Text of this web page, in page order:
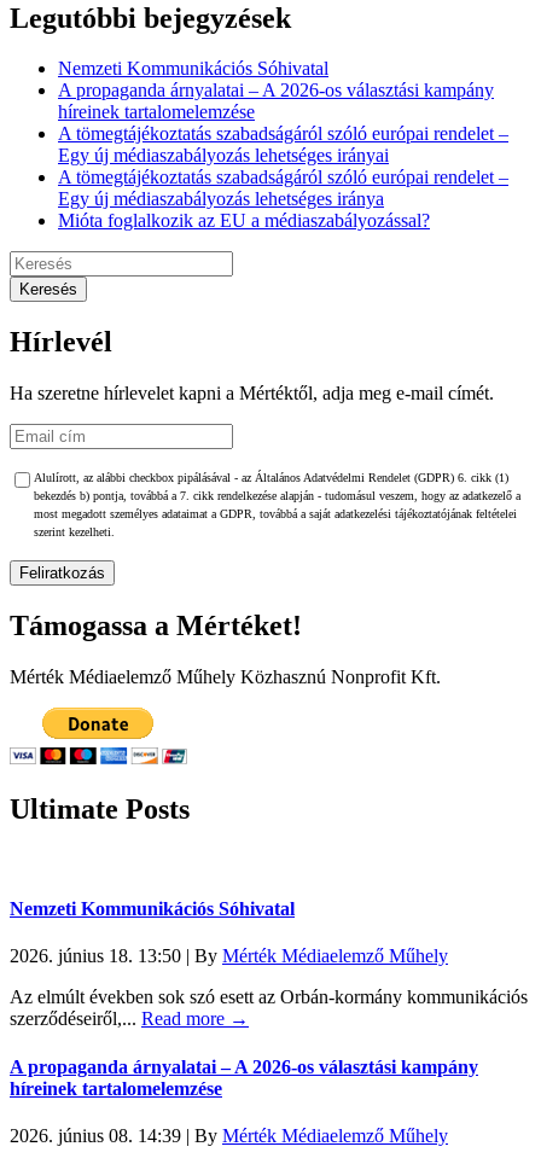
Legutóbbi bejegyzések
Nemzeti Kommunikációs Sóhivatal
A propaganda árnyalatai – A 2026-os választási kampány
híreinek tartalomelemzése
A tömegtájékoztatás szabadságáról szóló európai rendelet –
Egy új médiaszabályozás lehetséges irányai
A tömegtájékoztatás szabadságáról szóló európai rendelet –
Egy új médiaszabályozás lehetséges iránya
Mióta foglalkozik az EU a médiaszabályozással?
Hírlevél
Ha szeretne hírlevelet kapni a Mértéktől, adja meg e-mail címét.
Alulírott, az alábbi checkbox pipálásával - az Általános Adatvédelmi Rendelet (GDPR) 6. cikk (1)
bekezdés b) pontja, továbbá a 7. cikk rendelkezése alapján - tudomásul veszem, hogy az adatkezelő a
most megadott személyes adataimat a GDPR, továbbá a saját adatkezelési tájékoztatójának feltételei
szerint kezelheti.
Támogassa a Mértéket!
Mérték Médiaelemző Műhely Közhasznú Nonprofit Kft.
Ultimate Posts
Nemzeti Kommunikációs Sóhivatal
2026. június 18. 13:50 | By Mérték Médiaelemző Műhely
Az elmúlt években sok szó esett az Orbán-kormány kommunikációs
szerződéseiről,... Read more →
A propaganda árnyalatai – A 2026-os választási kampány
híreinek tartalomelemzése
2026. június 08. 14:39 | By Mérték Médiaelemző Műhely